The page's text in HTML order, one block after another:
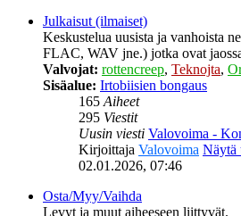
Julkaisut (ilmaiset)
Keskustelua uusista ja vanhoista
FLAC, WAV jne.) jotka ovat
Valvojat: rottencreep, Teknojta,
Sisäalue: Irtobiisien bongaus
165Aiheet
295 Viestit
Uusin viesti Valovoima -
Kirjoittaja Valovoima Näytä
02.01.2026, 07:46
Osta/Myy/Vaihda
Levyt ja muut aiheeseen liittyvät.